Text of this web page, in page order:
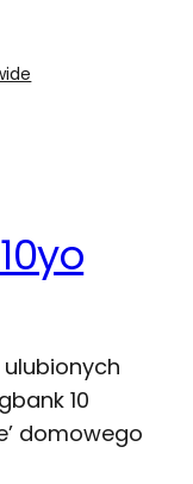
10
domowego